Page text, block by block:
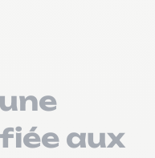
aux